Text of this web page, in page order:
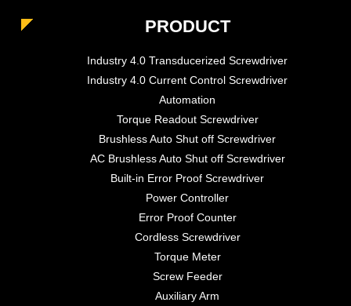
PRODUCT
Industry 4.0 Transducerized Screwdriver
Industry 4.0 Current Control Screwdriver
Automation
Torque Readout Screwdriver
Brushless Auto Shut off Screwdriver
AC Brushless Auto Shut off Screwdriver
Built-in Error Proof Screwdriver
Power Controller
Error Proof Counter
Cordless Screwdriver
Torque Meter
Screw Feeder
Auxiliary Arm